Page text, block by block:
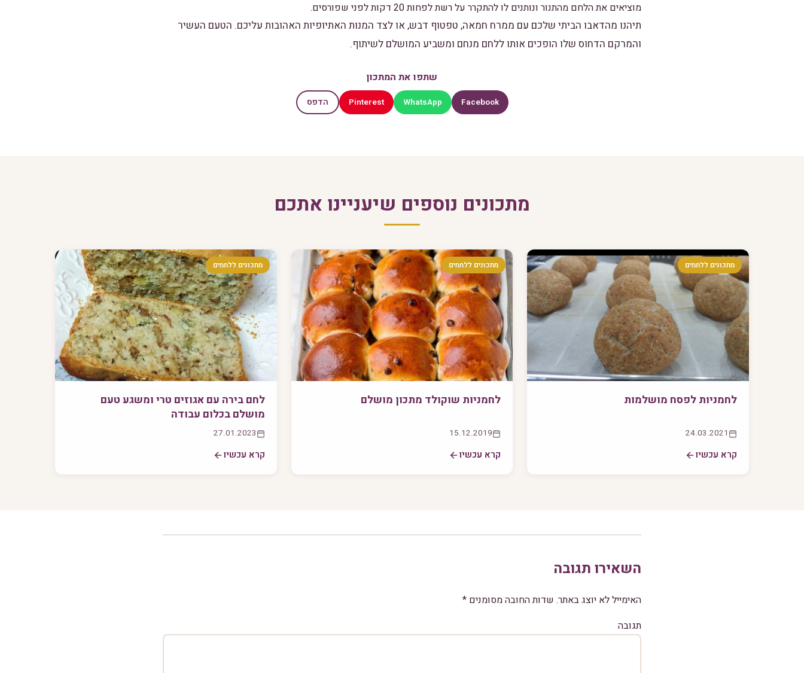
מוציאים את הלחם מהתנור ונותנים לו להתקרר על רשת לפחות 20 דקות לפני שפורסים.
תיהנו מהדאבו הביתי שלכם עם ממרח חמאה, טפטוף דבש, או לצד המנות האתיופיות האהובות עליכם. הטעם העשיר
והמרקם הדחוס שלו הופכים אותו ללחם מנחם ומשביע המושלם לשיתוף.
שתפו את המתכון
Facebook
WhatsApp
Pinterest הדפס
מתכונים נוספים שיעניינו אתכם
מתכונים ללחמים
לחמניות לפסח מושלמות
24.03.2021
קרא עכשיו
מתכונים ללחמים
לחמניות שוקולד מתכון מושלם
15.12.2019
קרא עכשיו
מתכונים ללחמים
לחם בירה עם אגוזים טרי ומשגע טעם
מושלם בכלום עבודה
27.01.2023
קרא עכשיו
השאירו תגובה
האימייל לא יוצג באתר. שדות החובה מסומנים *
תגובה